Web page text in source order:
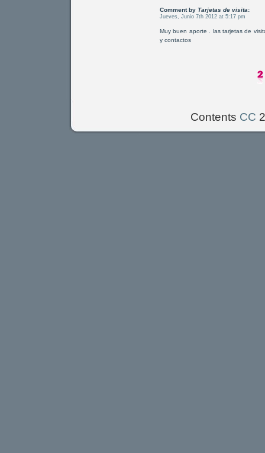
Comment by Tarjetas de visita:
Jueves, Junio 7th 2012 at 5:17 pm
Muy buen aporte . las tarjetas de
y contactos
Contents CC